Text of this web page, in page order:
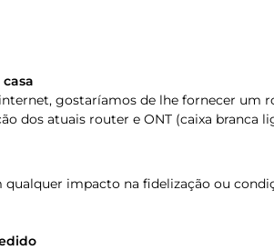
gostaríamos de lhe fornecer um
dos atuais router e ONT (caixa branca
impacto na fidelização ou